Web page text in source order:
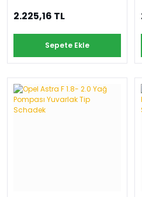
2.225,16 TL
Sepete Ekle